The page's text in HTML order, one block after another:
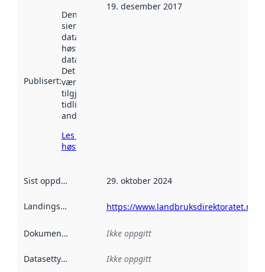
Publisert:
Denne datoen
sier når
datasettet ble
høstet av
data.norge.no.
Det kan ha
vært
tilgjengelig
tidligere
andre steder.
Les mer om
høsting her
19. desember 2017
Sist oppdatert 29. oktober 2024
Landingsside https://www.landbruksdirektoratet.no/
Dokumentasjon Ikke oppgitt
Datasettype Ikke oppgitt